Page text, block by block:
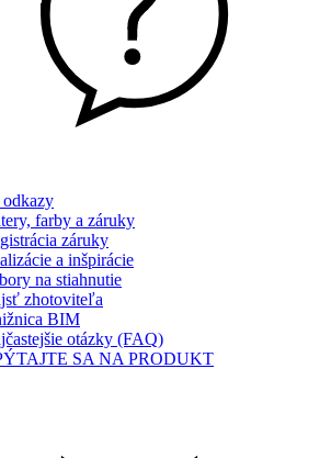
farby a záruky
záruky
a inšpirácie
na stiahnutie
zhotoviteľa
BIM
otázky (FAQ)
SA NA PRODUKT